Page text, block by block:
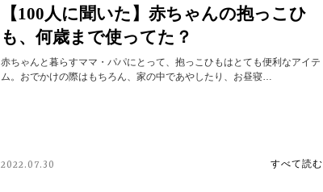
【100人に聞いた】赤ちゃんの抱っこひ
も、何歳まで使ってた？
赤ちゃんと暮らすママ・パパにとって、抱っこひもはとても便利なアイテ
ム。おでかけの際はもちろん、家の中であやしたり、お昼寝…
2022.07.30 すべて読む